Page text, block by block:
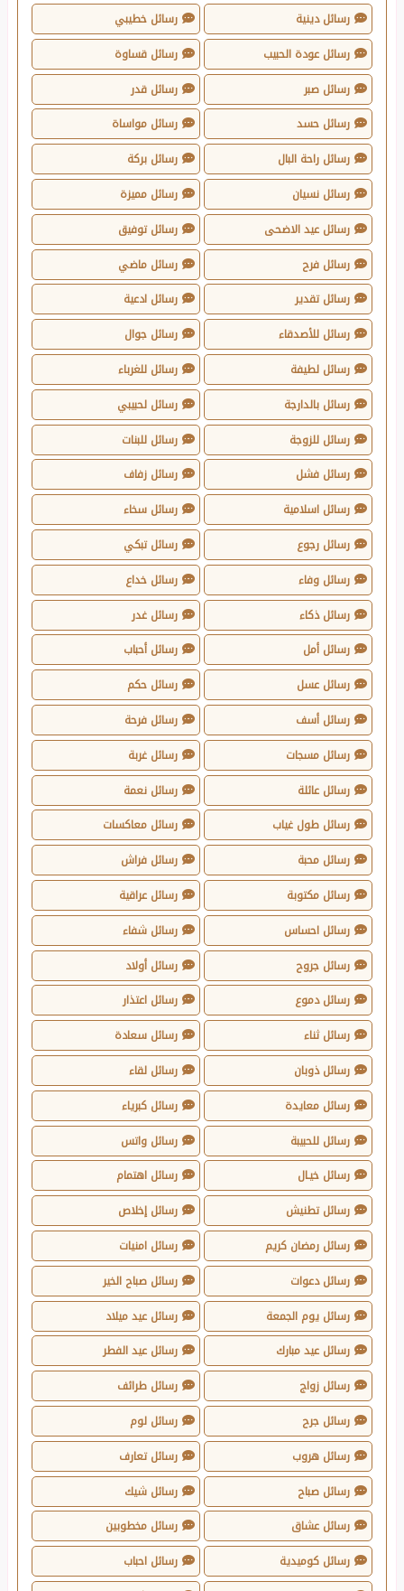
رسائل دينية
رسائل خطيبي
رسائل عودة الحبيب
رسائل قساوة
رسائل صبر
رسائل قدر
رسائل حسد
رسائل مواساة
رسائل راحة البال
رسائل بركة
رسائل نسيان
رسائل مميزة
رسائل عيد الاضحى
رسائل توفيق
رسائل فرح
رسائل ماضي
رسائل تقدير
رسائل ادعية
رسائل للأصدقاء
رسائل جوال
رسائل لطيفة
رسائل للغرباء
رسائل بالدارجة
رسائل لحبيبي
رسائل للزوجة
رسائل للبنات
رسائل فشل
رسائل زفاف
رسائل اسلامية
رسائل سخاء
رسائل رجوع
رسائل تبكي
رسائل وفاء
رسائل خداع
رسائل ذكاء
رسائل غدر
رسائل أمل
رسائل أحباب
رسائل عسل
رسائل حكم
رسائل أسف
رسائل فرحة
رسائل مسجات
رسائل غربة
رسائل عائلة
رسائل نعمة
رسائل طول غياب
رسائل معاكسات
رسائل محبة
رسائل فراش
رسائل مكتوبة
رسائل عراقية
رسائل احساس
رسائل شفاء
رسائل جروح
رسائل أولاد
رسائل دموع
رسائل اعتذار
رسائل ثناء
رسائل سعادة
رسائل ذوبان
رسائل لقاء
رسائل معايدة
رسائل كبرياء
رسائل للحبيبة
رسائل واتس
رسائل خيـال
رسائل اهتمام
رسائل تطنيش
رسائل إخلاص
رسائل رمضان كريم
رسائل امنيات
رسائل دعوات
رسائل صباح الخير
رسائل يوم الجمعة
رسائل عيد ميلاد
رسائل عيد مبارك
رسائل عيد الفطر
رسائل زواج
رسائل طرائف
رسائل جرح
رسائل لوم
رسائل هروب
رسائل تعارف
رسائل صباح
رسائل شيك
رسائل عشاق
رسائل مخطوبين
رسائل كوميدية
رسائل احباب